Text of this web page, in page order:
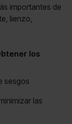
importantes de
lienzo,
los
sesgos
las